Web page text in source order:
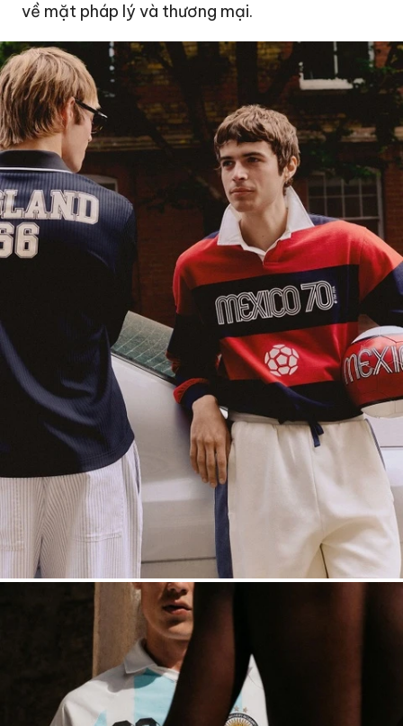
về mặt pháp lý và thương mại.